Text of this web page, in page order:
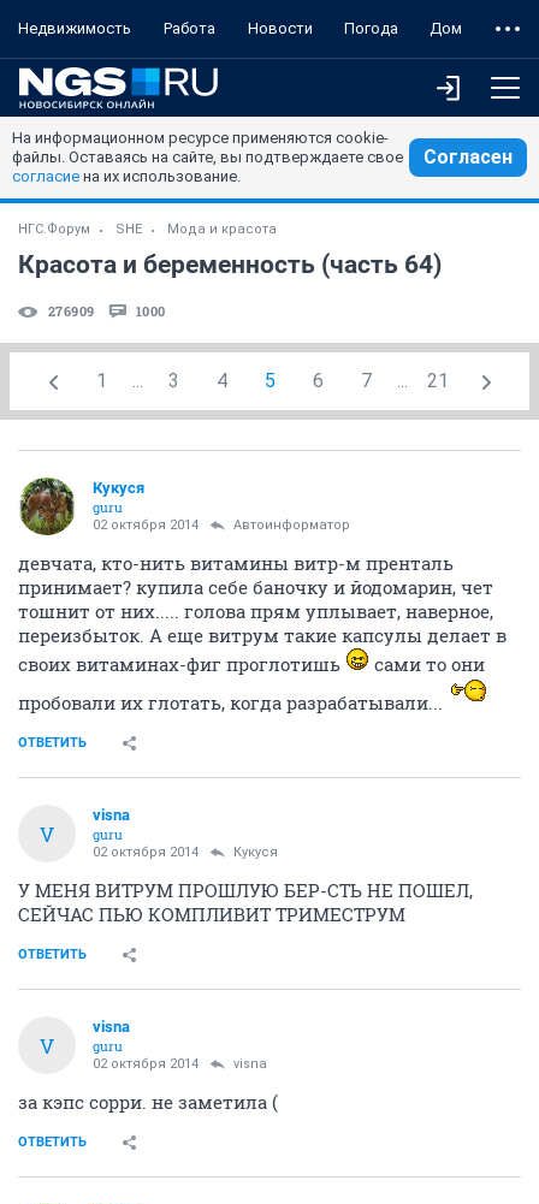
Недвижимость Работа Новости Погода Дом
На информационном ресурсе применяются cookie-
файлы. Оставаясь на сайте, вы подтверждаете свое
согласие на их использование.
Согласен
НГС.Форум SHE Мода и красота
Красота и беременность (часть 64)
276909 1000
1 ... 3 4 5 6 7 ... 21
Кукуся
guru
02 октября 2014 Автоинформатор
девчата, кто-нить витамины витр-м пренталь
принимает? купила себе баночку и йодомарин, чет
тошнит от них..... голова прям уплывает, наверное,
переизбыток. А еще витрум такие капсулы делает в
своих витаминах-фиг проглотишь
сами то они
пробовали их глотать, когда разрабатывали...
ОТВЕТИТЬ
V
visna
guru
02 октября 2014 Кукуся
У МЕНЯ ВИТРУМ ПРОШЛУЮ БЕР-СТЬ НЕ ПОШЕЛ,
СЕЙЧАС ПЬЮ КОМПЛИВИТ ТРИМЕСТРУМ
ОТВЕТИТЬ
V
visna
guru
02 октября 2014 visna
за кэпс сорри. не заметила (
ОТВЕТИТЬ